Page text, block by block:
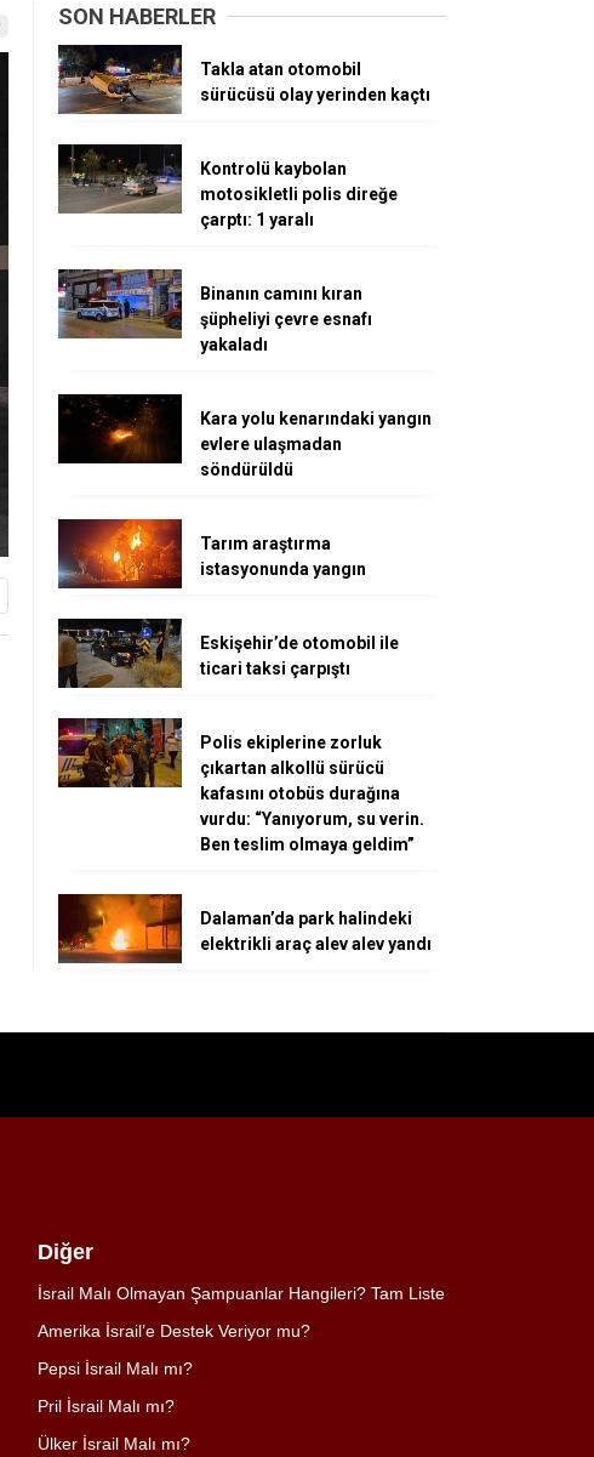
SON HABERLER
Takla atan otomobil
sürücüsü olay yerinden kaçtı
Kontrolü kaybolan
motosikletli polis direğe
çarptı: 1 yaralı
Binanın camını kıran
şüpheliyi çevre esnafı
yakaladı
Kara yolu kenarındaki yangın
evlere ulaşmadan
söndürüldü
Tarım araştırma
istasyonunda yangın
Eskişehir’de otomobil ile
ticari taksi çarpıştı
Polis ekiplerine zorluk
çıkartan alkollü sürücü
kafasını otobüs durağına
vurdu: “Yanıyorum, su verin.
Ben teslim olmaya geldim”
Dalaman’da park halindeki
elektrikli araç alev alev yandı
Diğer
İsrail Malı Olmayan Şampuanlar Hangileri? Tam Liste
Amerika İsrail’e Destek Veriyor mu?
Pepsi İsrail Malı mı?
Pril İsrail Malı mı?
Ülker İsrail Malı mı?